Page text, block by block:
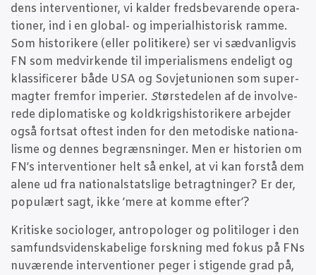
dens inter­ven­tio­ner, vi kal­der freds­be­va­ren­de ope­ra­
tio­ner, ind i en glo­bal- og impe­ri­al­hi­sto­risk ram­me.
Som histo­ri­ke­re (eller poli­ti­ke­re) ser vi sæd­van­lig­vis
FN som med­vir­ken­de til impe­ri­a­lis­mens ende­ligt og
klas­si­fi­ce­rer både USA og Sov­je­tu­ni­o­nen som super­
mag­ter frem­for impe­ri­er. Stør­ste­delen af de invol­ve­
re­de diplo­ma­ti­ske og kold­krigs­hi­sto­ri­ke­re arbej­der
også fort­sat oftest inden for den meto­di­ske natio­na­
lis­me og den­nes begræns­nin­ger. Men er histo­ri­en om
FN’s inter­ven­tio­ner helt så enkel, at vi kan for­stå dem
ale­ne ud fra natio­nal­stats­li­ge betragt­nin­ger? Er der,
popu­lært sagt, ikke ’mere at kom­me efter’?
Kri­ti­ske socio­lo­ger, antro­po­lo­ger og poli­ti­lo­ger i den
sam­funds­vi­den­ska­be­li­ge forsk­ning med fokus på FNs
nuvæ­ren­de inter­ven­tio­ner peger i sti­gen­de grad på,